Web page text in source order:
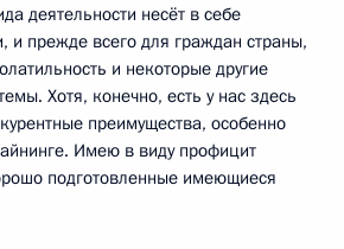
деятельности несёт в себе
и прежде всего для граждан страны,
и некоторые другие
Хотя, конечно, есть у нас здесь
преимущества, особенно
Имею в виду профицит
подготовленные имеющиеся